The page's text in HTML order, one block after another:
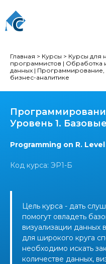
Главная > Курсы > Курсы для
программистов | Обработка
данных | Программирование,
бизнес-аналитике
Уровень 1.
Programming on R. Level
Код курса: ЭР1-Б
Цель курса - дать
помогут овладеть
визуализации данных
для широкого круга
необходимо искать
количестве данных,